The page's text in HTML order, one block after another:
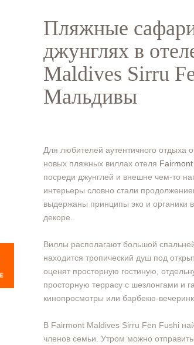
Пляжные
джунглях в
Maldives Sirru
Мальдивы
Для любителей аутентичного отдыха
новых пляжных виллах отеля
посреди джунглей и внешне чем-то
интерьеры словно стали
выдержаны принципы эко и органики
декоре.
Виллы располагают большой
находится тропический душ под
оценят просторную гостиную,
просторную террасу с шезлонгами и
кинопросмотры или барбекю-
В Fairmont Maldives Sirru Fen Fushi
членов семьи. Утром можно